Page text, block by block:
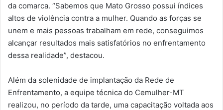
da comarca. “Sabemos que Mato Grosso possui índices
altos de violência contra a mulher. Quando as forças se
unem e mais pessoas trabalham em rede, conseguimos
alcançar resultados mais satisfatórios no enfrentamento
dessa realidade”, destacou.
Além da solenidade de implantação da Rede de
Enfrentamento, a equipe técnica do Cemulher-MT
realizou, no período da tarde, uma capacitação voltada aos